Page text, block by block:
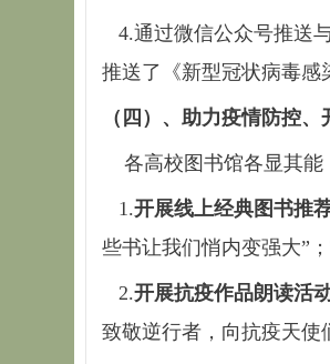
4.通过微信公众号推送
推送了《新型冠状病毒感
（四）、助力疫情防控
各高校图书馆各显其能
1.开展线上经典图书推
些书让我们悄内变强大”
2.开展抗疫作品朗读活
致敬逆行者，向抗疫天使